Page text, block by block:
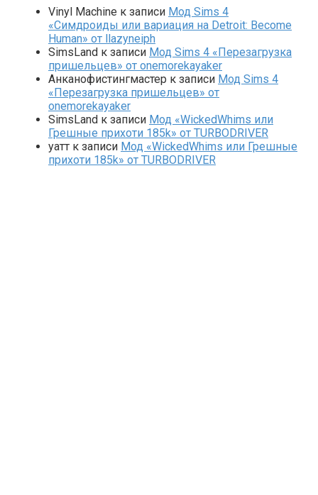
Vinyl Machine к записи Мод Sims 4
«Симдроиды или вариация на Detroit: Become
Human» от llazyneiph
SimsLand к записи Мод Sims 4 «Перезагрузка
пришельцев» от onemorekayaker
Анканофистингмастер к записи Мод Sims 4
«Перезагрузка пришельцев» от
onemorekayaker
SimsLand к записи Мод «WickedWhims или
Грешные прихоти 185k» от TURBODRIVER
yaтт к записи Мод «WickedWhims или Грешные
прихоти 185k» от TURBODRIVER